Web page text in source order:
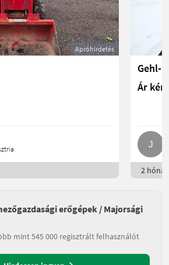
Apróhirdetés
Gehl-
Ár
2
erőgépek / Majorsági
mint 545 000 regisztrált felhasználót